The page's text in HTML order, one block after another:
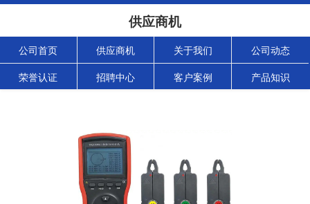
供应商机
公司首页 供应商机 关于我们 公司动态
荣誉认证 招聘中心 客户案例 产品知识